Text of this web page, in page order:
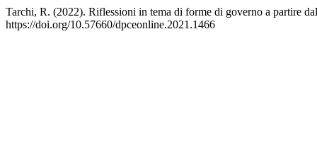
Tarchi, R. (2022). Riflessioni in tema di forme di governo a partire
https://doi.org/10.57660/dpceonline.2021.1466